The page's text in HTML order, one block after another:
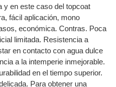
y en este caso del topcoat
fácil aplicación, mono
económica. Contras. Poca
limitada. Resistencia a
en contacto con agua dulce
a la intemperie inmejorable.
en el tiempo superior.
Para obtener una